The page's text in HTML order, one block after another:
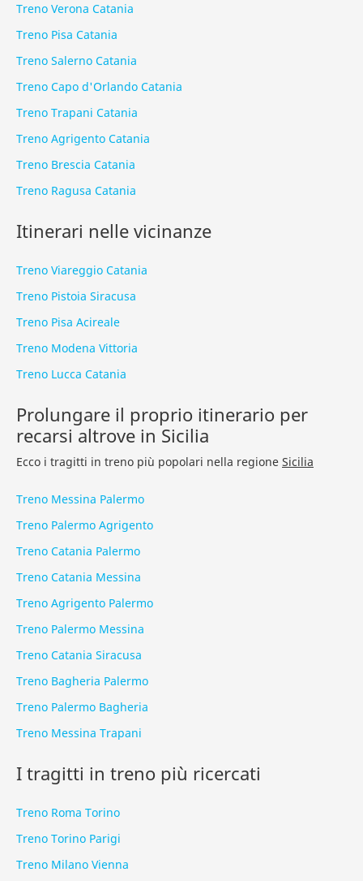
Treno Verona Catania
Treno Pisa Catania
Treno Salerno Catania
Treno Capo d'Orlando Catania
Treno Trapani Catania
Treno Agrigento Catania
Treno Brescia Catania
Treno Ragusa Catania
Itinerari nelle vicinanze
Treno Viareggio Catania
Treno Pistoia Siracusa
Treno Pisa Acireale
Treno Modena Vittoria
Treno Lucca Catania
Prolungare il proprio itinerario per
recarsi altrove in Sicilia
Ecco i tragitti in treno più popolari nella regione Sicilia
Treno Messina Palermo
Treno Palermo Agrigento
Treno Catania Palermo
Treno Catania Messina
Treno Agrigento Palermo
Treno Palermo Messina
Treno Catania Siracusa
Treno Bagheria Palermo
Treno Palermo Bagheria
Treno Messina Trapani
I tragitti in treno più ricercati
Treno Roma Torino
Treno Torino Parigi
Treno Milano Vienna